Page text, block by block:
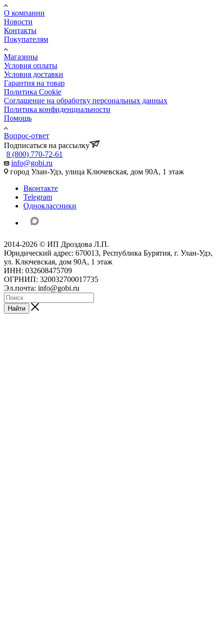
О компании
Новости
Контакты
Покупателям
Магазины
Условия оплаты
Условия доставки
Гарантия на товар
Политика Cookie
Соглашение на обработку персональных данных
Политика конфиденциальности
Помощь
Вопрос-ответ
Подписаться на рассылку
8 (800) 770-72-61
info@gobi.ru
город Улан-Удэ, улица Ключевская, дом 90А, 1 этаж
Вконтакте
Telegram
Одноклассники
2014-2026 © ИП Дроздова Л.П.
Юридический адрес: 670013, Республика Бурятия, г. Улан-Удэ,
ул. Ключевская, дом 90А, 1 этаж
ИНН: 032608475709
ОГРНИП: 320032700017735
Эл.почта: info@gobi.ru
Найти